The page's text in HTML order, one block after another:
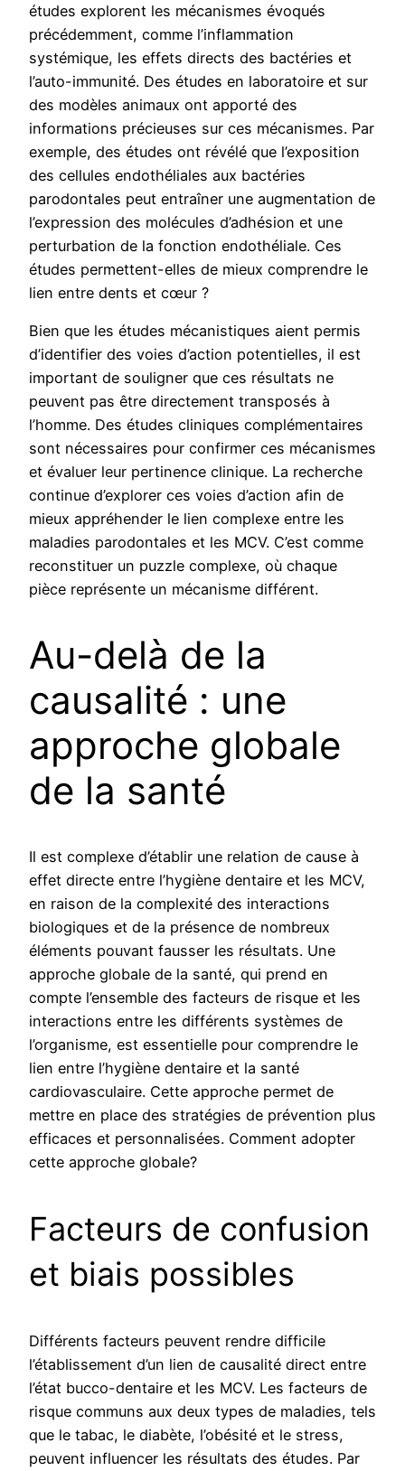
études explorent les mécanismes évoqués
précédemment, comme l’inflammation
systémique, les effets directs des bactéries et
l’auto-immunité. Des études en laboratoire et sur
des modèles animaux ont apporté des
informations précieuses sur ces mécanismes. Par
exemple, des études ont révélé que l’exposition
des cellules endothéliales aux bactéries
parodontales peut entraîner une augmentation de
l’expression des molécules d’adhésion et une
perturbation de la fonction endothéliale. Ces
études permettent-elles de mieux comprendre le
lien entre dents et cœur ?
Bien que les études mécanistiques aient permis
d’identifier des voies d’action potentielles, il est
important de souligner que ces résultats ne
peuvent pas être directement transposés à
l’homme. Des études cliniques complémentaires
sont nécessaires pour confirmer ces mécanismes
et évaluer leur pertinence clinique. La recherche
continue d’explorer ces voies d’action afin de
mieux appréhender le lien complexe entre les
maladies parodontales et les MCV. C’est comme
reconstituer un puzzle complexe, où chaque
pièce représente un mécanisme différent.
Au-delà de la
causalité : une
approche globale
de la santé
Il est complexe d’établir une relation de cause à
effet directe entre l’hygiène dentaire et les MCV,
en raison de la complexité des interactions
biologiques et de la présence de nombreux
éléments pouvant fausser les résultats. Une
approche globale de la santé, qui prend en
compte l’ensemble des facteurs de risque et les
interactions entre les différents systèmes de
l’organisme, est essentielle pour comprendre le
lien entre l’hygiène dentaire et la santé
cardiovasculaire. Cette approche permet de
mettre en place des stratégies de prévention plus
efficaces et personnalisées. Comment adopter
cette approche globale?
Facteurs de confusion
et biais possibles
Différents facteurs peuvent rendre difficile
l’établissement d’un lien de causalité direct entre
l’état bucco-dentaire et les MCV. Les facteurs de
risque communs aux deux types de maladies, tels
que le tabac, le diabète, l’obésité et le stress,
peuvent influencer les résultats des études. Par